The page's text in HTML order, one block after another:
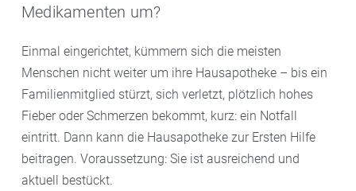
Medikamenten um?
Einmal eingerichtet, kümmern sich die meisten
Menschen nicht weiter um ihre Hausapotheke – bis ein
Familienmitglied stürzt, sich verletzt, plötzlich hohes
Fieber oder Schmerzen bekommt, kurz: ein Notfall
eintritt. Dann kann die Hausapotheke zur Ersten Hilfe
beitragen. Voraussetzung: Sie ist ausreichend und
aktuell bestückt.